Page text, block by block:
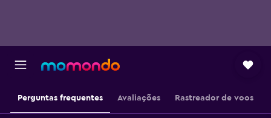
Perguntas frequentes Avaliações Rastreador de voos